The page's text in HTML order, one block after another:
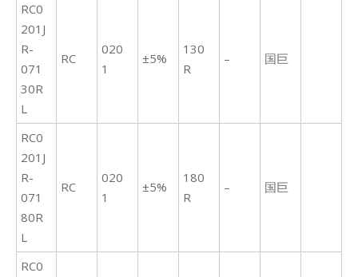
RC0
201J
R-
071
30R
L
RC
020
1
±5%
130
R
– 国巨
RC0
201J
R-
071
80R
L
RC
020
1
±5%
180
R
– 国巨
RC0